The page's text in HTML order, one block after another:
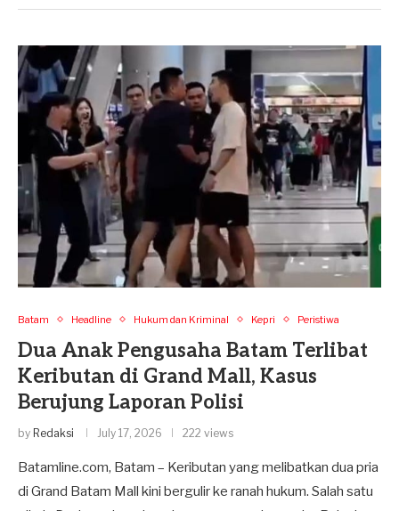
Batam Headline Hukum dan Kriminal Kepri Peristiwa
Dua Anak Pengusaha Batam Terlibat
Keributan di Grand Mall, Kasus
Berujung Laporan Polisi
by Redaksi July 17, 2026 222 views
Batamline.com, Batam – Keributan yang melibatkan dua pria
di Grand Batam Mall kini bergulir ke ranah hukum. Salah satu